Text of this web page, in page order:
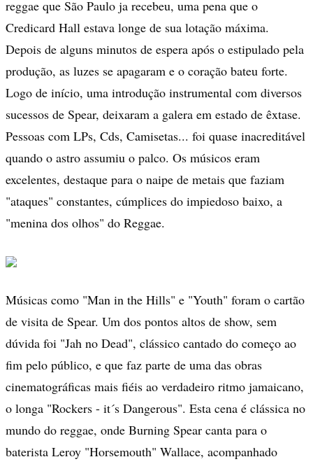
reggae que São Paulo ja recebeu, uma pena que o
Credicard Hall estava longe de sua lotação máxima.
Depois de alguns minutos de espera após o estipulado pela
produção, as luzes se apagaram e o coração bateu forte.
Logo de início, uma introdução instrumental com diversos
sucessos de Spear, deixaram a galera em estado de êxtase.
Pessoas com LPs, Cds, Camisetas... foi quase inacreditável
quando o astro assumiu o palco. Os músicos eram
excelentes, destaque para o naipe de metais que faziam
"ataques" constantes, cúmplices do impiedoso baixo, a
"menina dos olhos" do Reggae.
Músicas como "Man in the Hills" e "Youth" foram o cartão
de visita de Spear. Um dos pontos altos de show, sem
dúvida foi "Jah no Dead", clássico cantado do começo ao
fim pelo público, e que faz parte de uma das obras
cinematográficas mais fiéis ao verdadeiro ritmo jamaicano,
o longa "Rockers - it´s Dangerous". Esta cena é clássica no
mundo do reggae, onde Burning Spear canta para o
baterista Leroy "Horsemouth" Wallace, acompanhado